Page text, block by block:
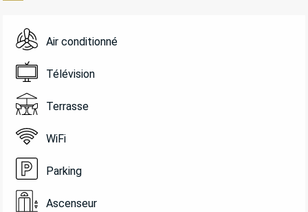
Air conditionné
Télévision
Terrasse
WiFi
Parking
Ascenseur